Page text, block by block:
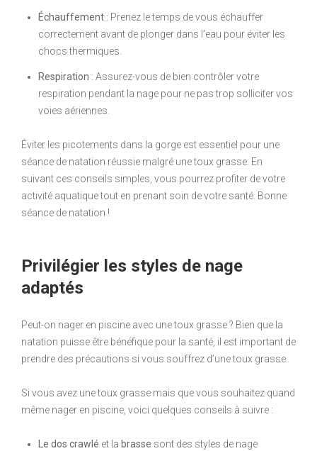
Échauffement : Prenez le temps de vous échauffer
correctement avant de plonger dans l’eau pour éviter les
chocs thermiques.
Respiration : Assurez-vous de bien contrôler votre
respiration pendant la nage pour ne pas trop solliciter vos
voies aériennes.
Éviter les picotements dans la gorge est essentiel pour une
séance de natation réussie malgré une toux grasse. En
suivant ces conseils simples, vous pourrez profiter de votre
activité aquatique tout en prenant soin de votre santé. Bonne
séance de natation !
Privilégier les styles de nage
adaptés
Peut-on nager en piscine avec une toux grasse ? Bien que la
natation puisse être bénéfique pour la santé, il est important de
prendre des précautions si vous souffrez d’une toux grasse.
Si vous avez une toux grasse mais que vous souhaitez quand
même nager en piscine, voici quelques conseils à suivre :
Le dos crawlé et la brasse sont des styles de nage